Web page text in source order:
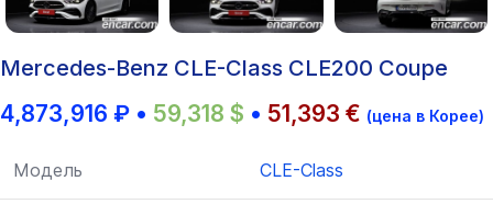
Mercedes-Benz CLE-Class CLE200 Coupe
4,873,916 ₽ • 59,318 $ • 51,393 € (цена в Корее)
Модель CLE-Class